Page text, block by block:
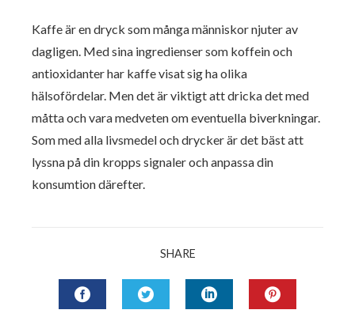
Kaffe är en dryck som många människor njuter av
dagligen. Med sina ingredienser som koffein och
antioxidanter har kaffe visat sig ha olika
hälsofördelar. Men det är viktigt att dricka det med
måtta och vara medveten om eventuella biverkningar.
Som med alla livsmedel och drycker är det bäst att
lyssna på din kropps signaler och anpassa din
konsumtion därefter.
SHARE